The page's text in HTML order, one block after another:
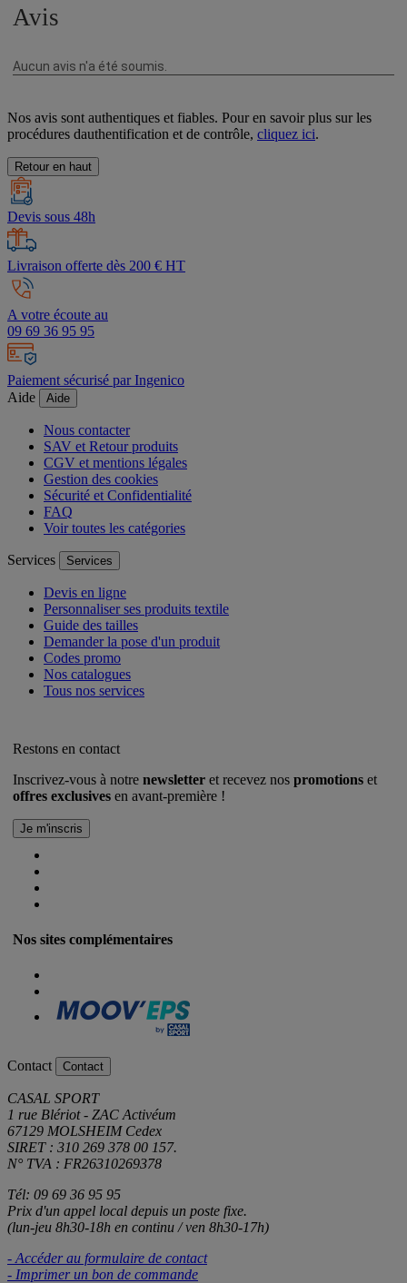
Nos avis sont authentiques et fiables. Pour en savoir plus sur les
procédures dauthentification et de contrôle, cliquez ici.
Retour en haut
Devis sous 48h
Livraison offerte dès 200 € HT
A votre écoute au
09 69 36 95 95
Paiement sécurisé par Ingenico
Aide
Aide
Nous contacter
SAV et Retour produits
CGV et mentions légales
Gestion des cookies
Sécurité et Confidentialité
FAQ
Voir toutes les catégories
Services Services
Devis en ligne
Personnaliser ses produits textile
Guide des tailles
Demander la pose d'un produit
Codes promo
Nos catalogues
Tous nos services
Restons en contact
Inscrivez-vous à notre newsletter et recevez nos promotions et
offres exclusives en avant-première !
Nos sites complémentaires
Contact Contact
CASAL SPORT
1 rue Blériot - ZAC Activéum
67129 MOLSHEIM Cedex
SIRET : 310 269 378 00 157.
N° TVA : FR26310269378
Tél: 09 69 36 95 95
Prix d'un appel local depuis un poste fixe.
(lun-jeu 8h30-18h en continu / ven 8h30-17h)
- Accéder au formulaire de contact
- Imprimer un bon de commande